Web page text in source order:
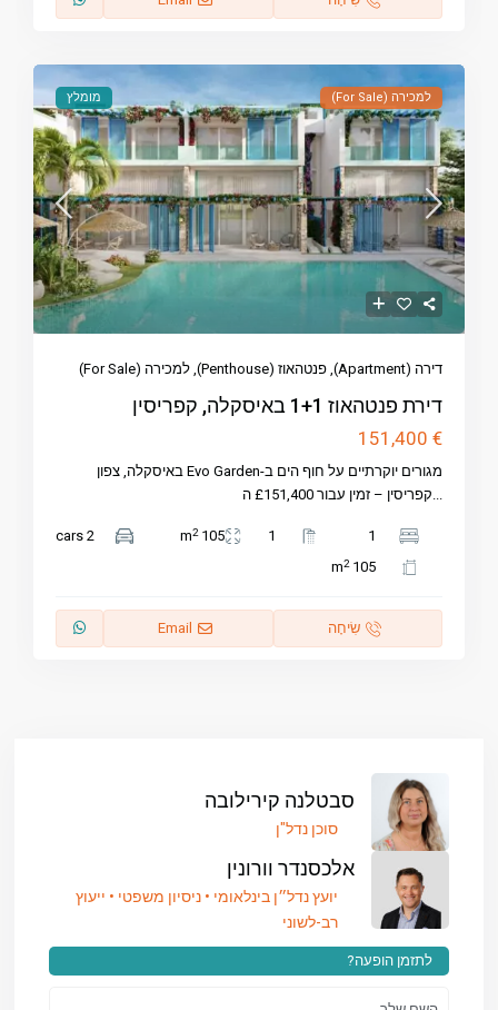
מומלץ למכירה (For Sale)
דירה (Apartment) ,פנטהאוז (Penthouse) ,למכירה (For Sale)
דירת פנטהאוז 1+1 באיסקלה, קפריסין
€ 151,400
מגורים יוקרתיים על חוף הים ב-Evo Garden באיסקלה, צפון
קפריסין – זמין עבור £151,400 ה...
1
1
105 m
2
2 cars
105 m
2
שִׂיחָה Email
סבטלנה קירילובה
סוכן נדל"ן
אלכסנדר וורונין
יועץ נדל״ן בינלאומי • ניסיון משפטי • ייעוץ
רב-לשוני
לתזמן הופעה?